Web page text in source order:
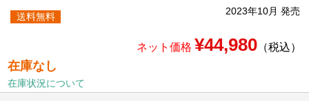
2023年10月 発売
送料無料
ネット価格 ¥44,980（税込）
在庫なし
在庫状況について